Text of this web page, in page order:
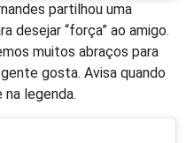
partilhou uma
desejar “força” ao amigo.
muitos abraços para
gosta. Avisa quando
legenda.